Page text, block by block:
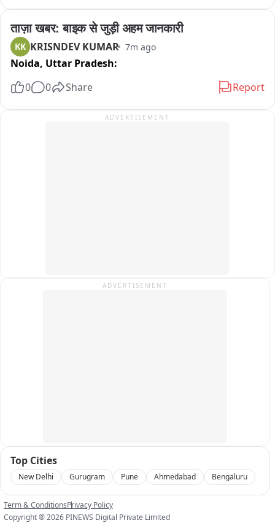
बाद गुस्साए लोगों ने उनकी जमकर पिटाई कर दी।घटना की सूचना मिलते ही
डायल-112 और मंसूरचक थाना पुलिस मौके पर पहुंची। पुलिस ने भीड़ से
दोनों आरोपियों को सुरक्षित निकालकर हिरासत में ले लिया और थाने
पहुंचाया। पूछताछ में आरोपियों की पहचान भगवानपुर थाना क्षेत्र के
मोख्तियारपुर वार्ड संख्या-11 निवासी 25 वर्षीय प्रशांत कुमार उर्फ विकास
और 23 वर्षीय पवन कुमार के रूप में हुई। पुलिस ने उनके पास से वारदात में
इस्तेमाल की गई स्प्लेंडर बाइक भी बरामद कर ली है।स्थानीय लोगों का दावा
है कि दोनों आरोपी पहले भी ओरियामा और आसपास के इलाकों में
ताज़ा खबर: बाइक से जुड़ी अहम जानकारी
KK KRISNDEV KUMAR 7m ago
Noida, Uttar Pradesh:
0
0 Share Report
ADVERTISEMENT
ADVERTISEMENT
Top Cities
New Delhi Gurugram Pune Ahmedabad Bengaluru
Term & ConditionsPrivacy Policy
Copyright ®2026 PINEWS Digital Private Limited